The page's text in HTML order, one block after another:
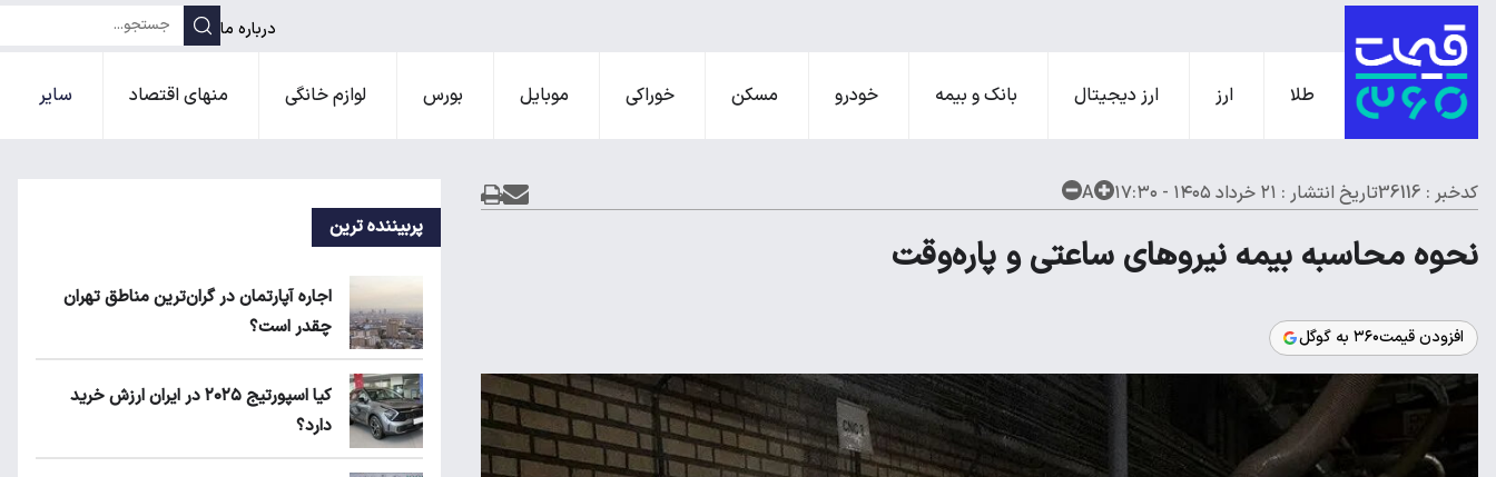
درباره ما
طلا ارز ارز دیجیتال بانک و بیمه خودرو مسکن خوراکی موبایل بورس لوازم خانگی منهای اقتصاد سایر
کدخبر : 36116 تاریخ انتشار : ۲۱ خرداد ۱۴۰۵ - ۱۷:۳۰ A
نحوه محاسبه بیمه نیروهای ساعتی و پاره‌وقت
افزودن قیمت۳۶۰ به گوگل
پربیننده ترین
اجاره آپارتمان در گران‌ترین مناطق تهران
چقدر است؟
کیا اسپورتیج ۲۰۲۵ در ایران ارزش خرید
دارد؟